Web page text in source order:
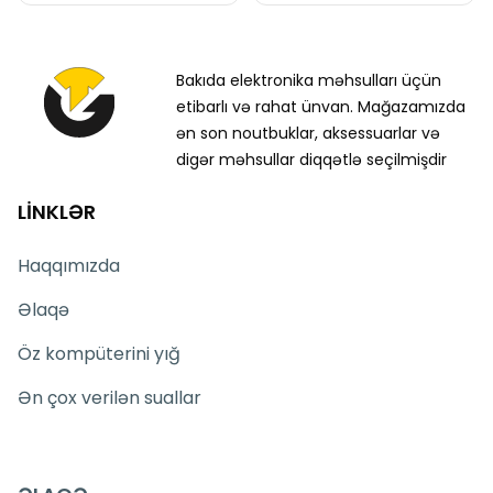
Bakıda elektronika məhsulları üçün
etibarlı və rahat ünvan. Mağazamızda
ən son noutbuklar, aksessuarlar və
digər məhsullar diqqətlə seçilmişdir
LİNKLƏR
Haqqımızda
Əlaqə
Öz kompüterini yığ
Ən çox verilən suallar